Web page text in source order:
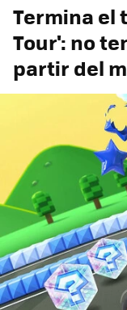
Termina el
Tour': no
partir del